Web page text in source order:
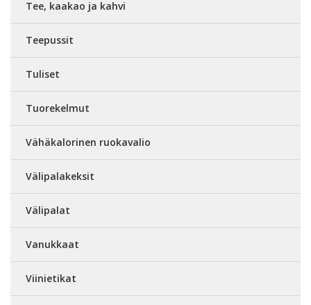
Tee, kaakao ja kahvi
Teepussit
Tuliset
Tuorekelmut
Vähäkalorinen ruokavalio
Välipalakeksit
Välipalat
Vanukkaat
Viinietikat